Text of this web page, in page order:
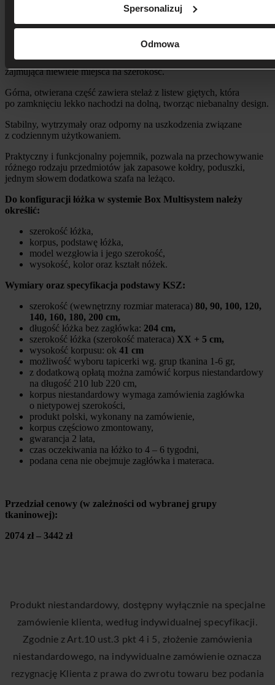
Spersonalizuj
Odmowa
własnego łóżka.
z pojemnikiem na pościel, niezwykle funkcjonalny,
idealny do małych pomieszczeń ze względu na wąską ramę
zajmująca niewiele miejsca na szerokość.
Górna, otwierana część zawiera stelaż z listew giętych, która
po zamknięciu lekko nachodzi na dolną, tworząc niebanalny design.
Stabilny, wytrzymały oraz odporny na uszkodzenia związane
z codziennym użytkowaniem.
Praktyczny i funkcjonalny pojemnik, pozwala na przechowywanie
różnego rodzaju przedmiotów jak zapasowe kołdry, poduszki,
jednym słowem dodatkowa szafa na leżąco.
Do konfiguracji łóżka w systemie Box Multisystem należy
określić:
szerokość łóżka,
korpus, podstawę łóżka,
model wezgłowia i jego szerokość,
wysokość, kolor oraz kształt nóżek.
Wymiary oraz specyfikacja podstawy KSZ:
szerokość (wewnętrzny rozmiar materaca) 80, 90, 100, 120,
140, 160, 180, 200 cm,
długość łóżka bez zagłówka: 204 cm,
szerokość łóżka (szerokość materaca) XX + 5 cm,
wysokość korpusu: ok 41 cm
możliwość wyboru tapicerki wg. grup tkanina 1-6 gr,
z dodatkową opłatą można zamówić korpus niestandardowy
na długość 210 lub 220 cm,
korpus niestandardowy wymaga zamówienia zagłówka
o nietypowej szerokości,
produkt polski, wykonany na zamówienie,
korpus częściowo zmontowany,
gwarancja 2 lata,
czas oczekiwania na łóżko to 4 – 6 tygodni,
podana cena nie obejmuje zagłówka i materaca.
Przedział cenowy (w zależności od wybranej grupy
tkaninowej):
2074 zł – 3442 zł
Produkt niestandardowy, dostępny wyłącznie na specjalne
zamówienie klienta, według indywidualnej specyfikacji.
Zgodnie z Art.10 ust.3 pkt 4 i 5, złożenie zamówienia
niestandardowego, na indywidualne zamówienie oznacza
rezygnację Klienta z prawa do zwrotu towaru bez podania